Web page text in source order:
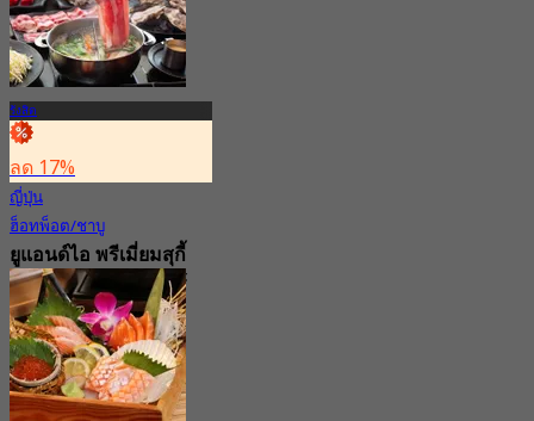
รังสิต
ลด 17%
ญี่ปุ่น
ฮ็อทพ็อต/ชาบู
ยูแอนด์ไอ พรีเมี่ยมสุกี้
บุฟเฟ่ต์ สเปลล์ฟิวเจอร์
พาร์ค รังสิต
4.7
2.1K การจอง
จาก฿ 498